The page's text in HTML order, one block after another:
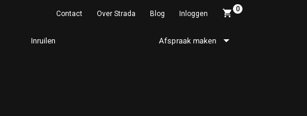
Contact Over Strada Blog Inloggen
0
Inruilen Afspraak maken